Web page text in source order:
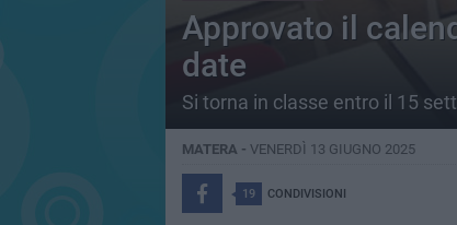
Approvato il
date
Si torna in classe entro il 15
MATERA - VENERDÌ 13 GIUGNO 2025
19 CONDIVISIONI